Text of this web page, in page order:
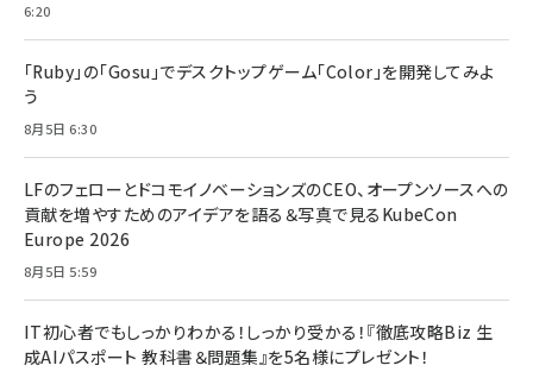
6:20
「Ruby」の「Gosu」でデスクトップゲーム「Color」を開発してみよ
う
8月5日 6:30
LFのフェローとドコモイノベーションズのCEO、オープンソースへの
貢献を増やすためのアイデアを語る＆写真で見るKubeCon
Europe 2026
8月5日 5:59
IT初心者でもしっかりわかる！しっかり受かる！『徹底攻略Biz 生
成AIパスポート 教科書＆問題集』を5名様にプレゼント！